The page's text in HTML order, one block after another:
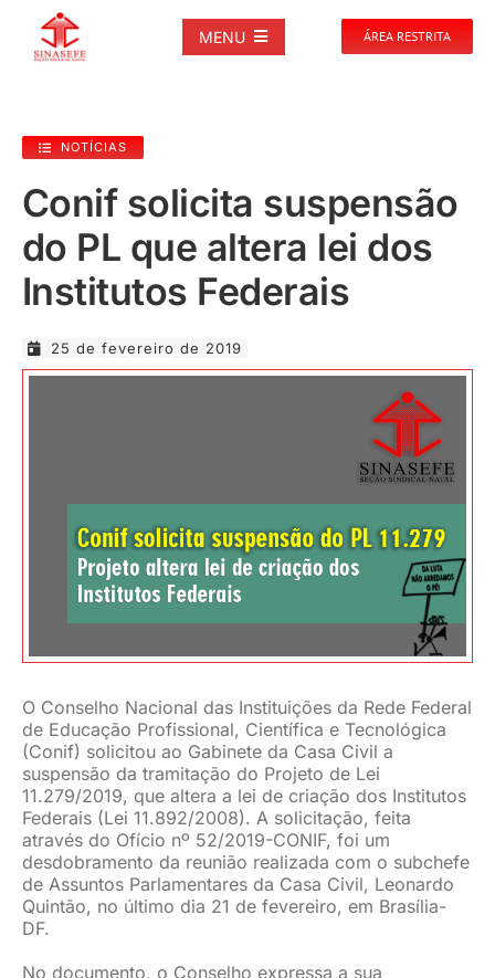
MENU
NOTÍCIAS
PUBLICAÇÕES
DOCUMENTOS
GALERIAS
JURÍDICO
CLUBE
ÁREA RESTRITA
NOTÍCIAS
Conif solicita suspensão
do PL que altera lei dos
Institutos Federais
25 de fevereiro de 2019
O Conselho Nacional das Instituições da Rede Federal
de Educação Profissional, Científica e Tecnológica
(Conif) solicitou ao Gabinete da Casa Civil a
suspensão da tramitação do Projeto de Lei
11.279/2019, que altera a lei de criação dos Institutos
Federais (Lei 11.892/2008). A solicitação, feita
através do Ofício nº 52/2019-CONIF, foi um
desdobramento da reunião realizada com o subchefe
de Assuntos Parlamentares da Casa Civil, Leonardo
Quintão, no último dia 21 de fevereiro, em Brasília-
DF.
No documento, o Conselho expressa a sua